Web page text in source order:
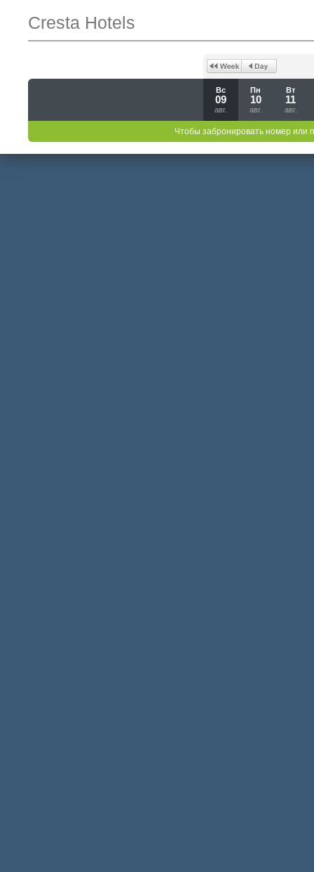
Cresta Hotels
Вс
09
авг.
Пн
10
авг.
Вт
11
авг.
Чтобы забронировать номер